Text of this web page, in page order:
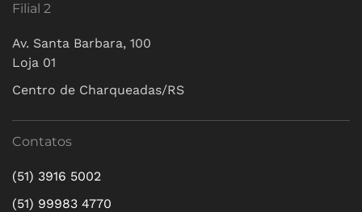
Filial 2
Av. Santa Barbara, 100
Loja 01
Centro de Charqueadas/RS
Contatos
(51) 3916 5002
(51) 99983 4770